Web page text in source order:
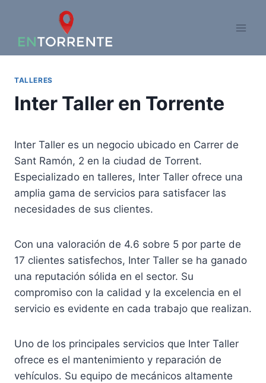
contenido
TALLERES
Inter Taller en Torrente
Inter Taller es un negocio ubicado en Carrer de
Sant Ramón, 2 en la ciudad de Torrent.
Especializado en talleres, Inter Taller ofrece una
amplia gama de servicios para satisfacer las
necesidades de sus clientes.
Con una valoración de 4.6 sobre 5 por parte de
17 clientes satisfechos, Inter Taller se ha ganado
una reputación sólida en el sector. Su
compromiso con la calidad y la excelencia en el
servicio es evidente en cada trabajo que realizan.
Uno de los principales servicios que Inter Taller
ofrece es el mantenimiento y reparación de
vehículos. Su equipo de mecánicos altamente